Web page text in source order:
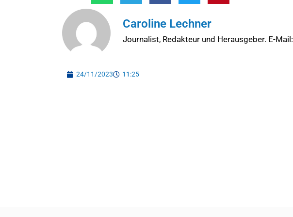
Caroline Lechner
Journalist, Redakteur und Herausgeber. E-Mail:
24/11/2023 11:25